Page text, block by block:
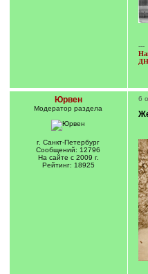
---
Юрвен
Модератор раздела
г. Санкт-Петербург
Сообщений: 12796
На сайте с 2009 г.
Рейтинг: 18925
6